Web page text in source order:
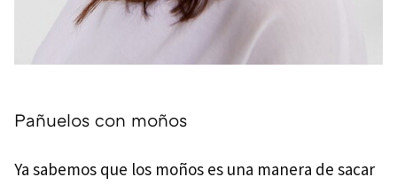
Pañuelos con moños
Ya sabemos que los moños es una manera de sacar